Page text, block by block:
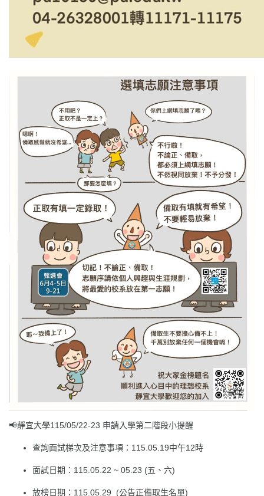
📢靜宜大學115/05/22-23 申請入學第二階段小提醒
查詢面試梯次及注意事項：115.05.19中午12時
面試日期：115.05.22 ~ 05.23 (五、六)
放榜日期：115.05.29 (公告正備取生名單)